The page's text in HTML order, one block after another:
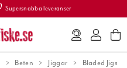
Supersnabba leveranser
Beten Jiggar Bladed Jigs